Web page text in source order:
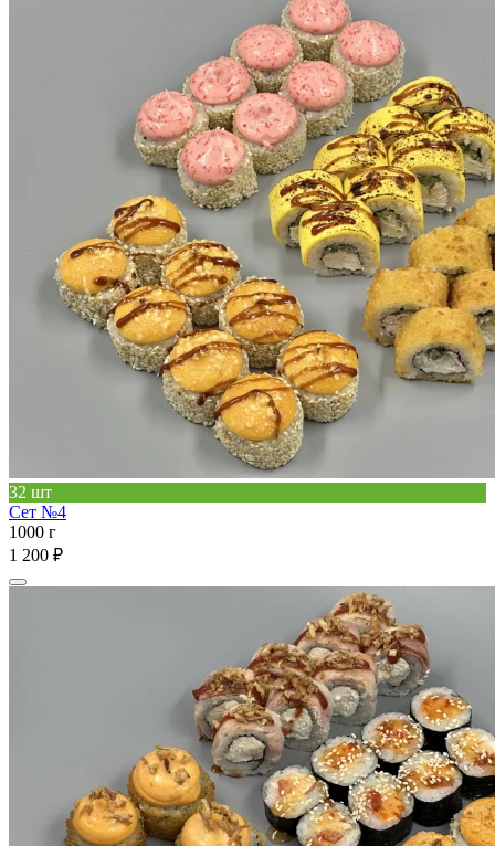
32 шт
Сет №4
1000 г
1 200 ₽